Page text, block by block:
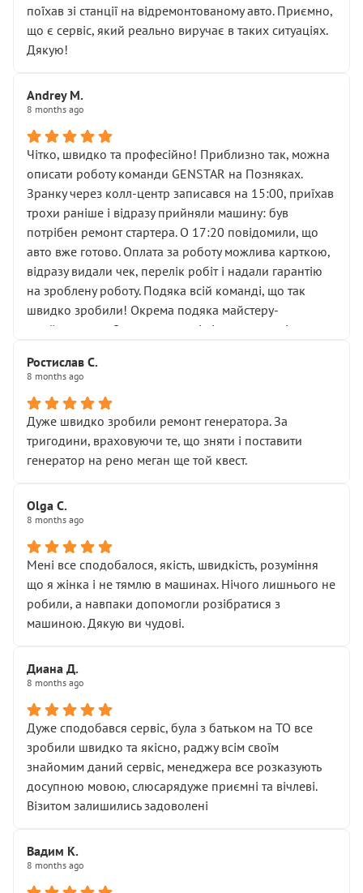
Окремий момент, який виглядає абсурдно:
мені заявили, що бачок гальмівної рідини потрібно
міняти разом із головним гальмівним циліндром у
Для людини, яка хоча б трохи розуміється на техніці,
це звучить як мінімум непрофесійно, а як максимум —
спроба продати дорогий вузол замість елементарних
ущільнювачів.
Що прикро — це не перший мій візит. Раніше міняв у
вас стартер, і тоді сервіс наче справив хороше
враження. Але згодом знайшов декілька гайок під
лобовим склом. Мені пояснили, що це “старі гайки, які
відкручували”, і попросили не хвилюватися. ( надіюсь
новий власник, не застяг в полі))
Але після нинішнього візиту такі дрібниці вже не
здаються дрібницями.
Я — клієнт, який працює на довірі, і саме її цей сервіс
Хотілося б більше:
• належної уваги до авто
• прозорості в роботах і рахунках
• реальної діагностики, а не формального
“подивились і поїхав”
На жаль, складається враження, що сервіс працює не
Стосовно комунікації - все добре
поїхав зі станції на відремонтованому авто. Приємно,
що є сервіс, який реально виручає в таких ситуаціях.
Дякую!
Andrey M.
8 months ago
Чітко, швидко та професійно! Приблизно так, можна
описати роботу команди GENSTAR на Позняках.
Зранку через колл-центр записався на 15:00, приїхав
трохи раніше і відразу прийняли машину: був
потрібен ремонт стартера. О 17:20 повідомили, що
авто вже готово. Оплата за роботу можлива карткою,
відразу видали чек, перелік робіт і надали гарантію
на зроблену роботу. Подяка всій команді, що так
швидко зробили! Окрема подяка майстеру-
приймальнику Олександру: всі чітко та по суті.
звертатися до цього автосервісу.
Ростислав С.
8 months ago
Дуже швидко зробили ремонт генератора. За
тригодини, враховуючи те, що зняти і поставити
генератор на рено меган ще той квест.
Olga С.
8 months ago
Мені все сподобалося, якість, швидкість, розуміння
що я жінка і не тямлю в машинах. Нічого лишнього не
робили, а навпаки допомогли розібратися з
машиною. Дякую ви чудові.
Диана Д.
8 months ago
Дуже сподобався сервіс, була з батьком на ТО все
зробили швидко та якісно, раджу всім своїм
знайомим даний сервіс, менеджера все розказують
досупною мовою, слюсарядуже приємні та вічлеві.
Візитом залишились задоволені
Вадим К.
8 months ago